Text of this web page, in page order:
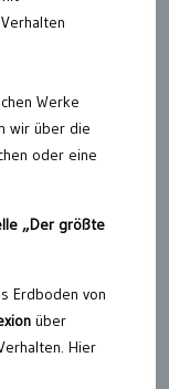
Werke
wir über die
oder eine
„Der größte
Erdboden von
über
Hier